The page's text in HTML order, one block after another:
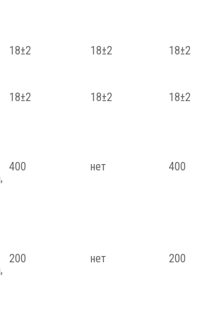
18±2 18±2 18±2
18±2 18±2 18±2
400 нет 400
200 нет 200